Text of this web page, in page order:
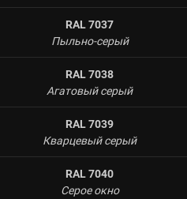
RAL 7037
Пыльно-серый
RAL 7038
Агатовый серый
RAL 7039
Кварцевый серый
RAL 7040
Серое окно